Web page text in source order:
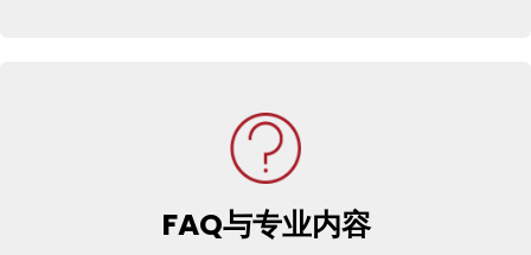
FAQ与专业内容